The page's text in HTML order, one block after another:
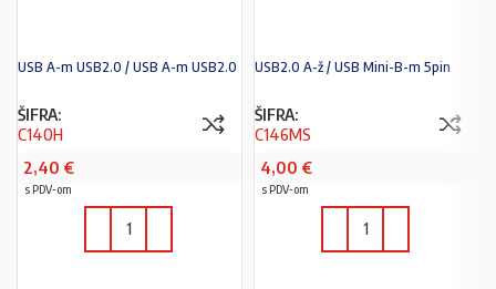
USB A-m USB2.0 / USB A-m USB2.0
ŠIFRA:
C140H
2,40 €
s PDV-om
USB2.0 A-ž / USB Mini-B-m 5pin
ŠIFRA:
C146MS
4,00 €
s PDV-om